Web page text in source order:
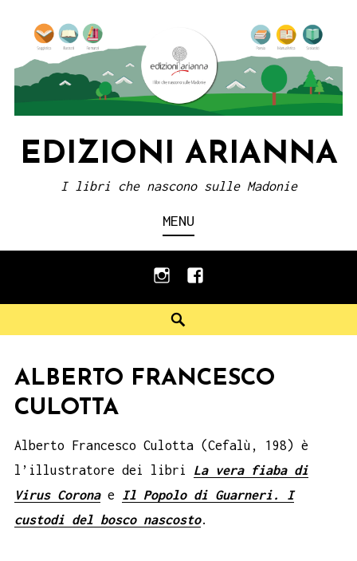
content
EDIZIONI ARIANNA
I libri che nascono sulle Madonie
MENU
instagramfacebook
ALBERTO FRANCESCO
CULOTTA
Alberto Francesco Culotta (Cefalù, 198) è
l’illustratore dei libri La vera fiaba di
Virus Coronae Il Popolo di Guarneri. I
custodi del bosco nascosto.